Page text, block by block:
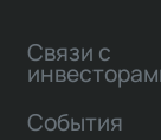
Связи с
События